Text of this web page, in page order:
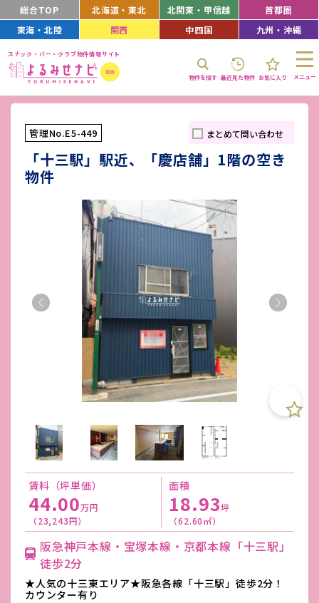
総合TOP 北海道・東北 北関東・甲信越
首都圏
東海・北陸
関西 中四国 九州・沖縄
スナック・バー・クラブ物件情報サイト
物件を探す 最近見た物件 お気に入り メニュー
管理No.E5-449 まとめて問い合わせ
「十三駅」駅近、「慶店舗」1階の空き
物件
賃料（坪単価）
44.00万円
（23,243円）
面積
18.93坪
（62.60㎡）
阪急神戸本線・宝塚本線・京都本線「十三駅」
徒歩2分
★人気の十三東エリア★阪急各線「十三駅」徒歩2分！
カウンター有り